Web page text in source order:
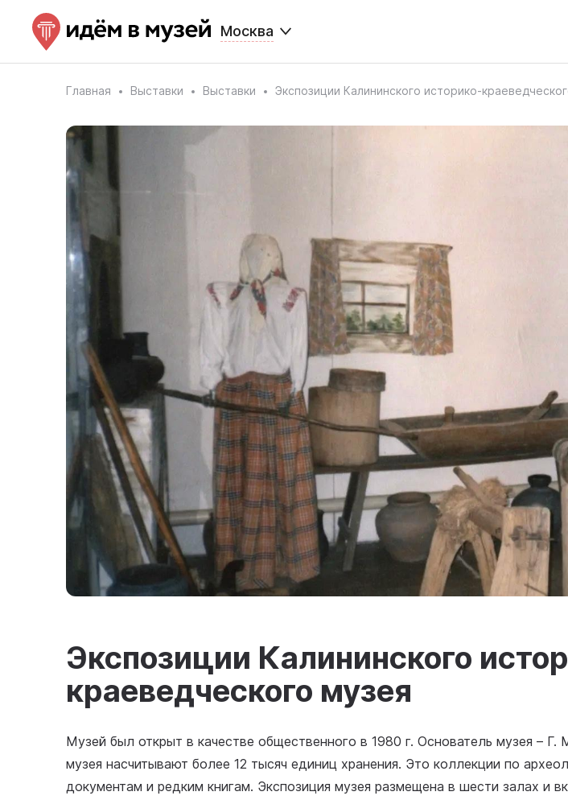
Москва
Главная Выставки Выставки Экспозиции Калининского историко-
Экспозиции Калининского
краеведческого музея
Музей был открыт в качестве общественного в 1980 г. Основатель музея –
музея насчитывают более 12 тысяч единиц хранения. Это коллекции по
документам и редким книгам. Экспозиция музея размещена в шести залах и